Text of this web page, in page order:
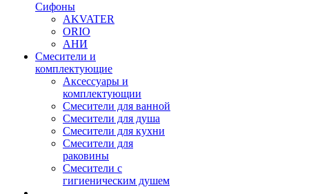
Сифоны
AKVATER
ORIO
АНИ
Смесители и
комплектующие
Аксессуары и
комплектующии
Смесители для ванной
Смесители для душа
Смесители для кухни
Смесители для
раковины
Смесители с
гигиеническим душем